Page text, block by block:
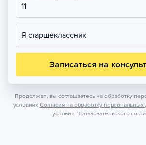
11
Я старшеклассник
Записаться на
Продолжая, вы соглашаетесь на обработку
условиях Согласия на обработку персональных
условия Пользовательского